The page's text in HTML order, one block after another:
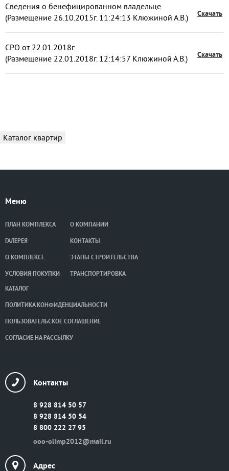
Сведения о бенефицированном владельце
(Размещение 26.10.2015г. 11:24:13 Клюжиной А.В.)
Скачать
СРО от 22.01.2018г.
(Размещение 22.01.2018г. 12:14:57 Клюжиной А.В.)
Скачать
Меню
ПЛАН КОМПЛЕКСА
ГАЛЕРЕЯ
О КОМПЛЕКСЕ
УСЛОВИЯ ПОКУПКИ
О КОМПАНИИ
КОНТАКТЫ
ЭТАПЫ СТРОИТЕЛЬСТВА
ТРАНСПОРТИРОВКА
КАТАЛОГ
ПОЛИТИКА КОНФИДЕНЦИАЛЬНОСТИ
ПОЛЬЗОВАТЕЛЬСКОЕ СОГЛАШЕНИЕ
СОГЛАСИЕ НА РАССЫЛКУ
Контакты
8 928 814 50 57
8 928 814 50 54
8 800 222 27 95
ooo-olimp2012@mail.ru
Адрес
Каталог квартир